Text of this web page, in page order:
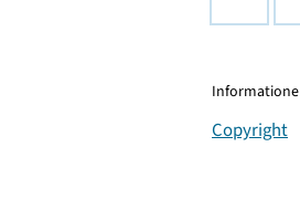
Copyright